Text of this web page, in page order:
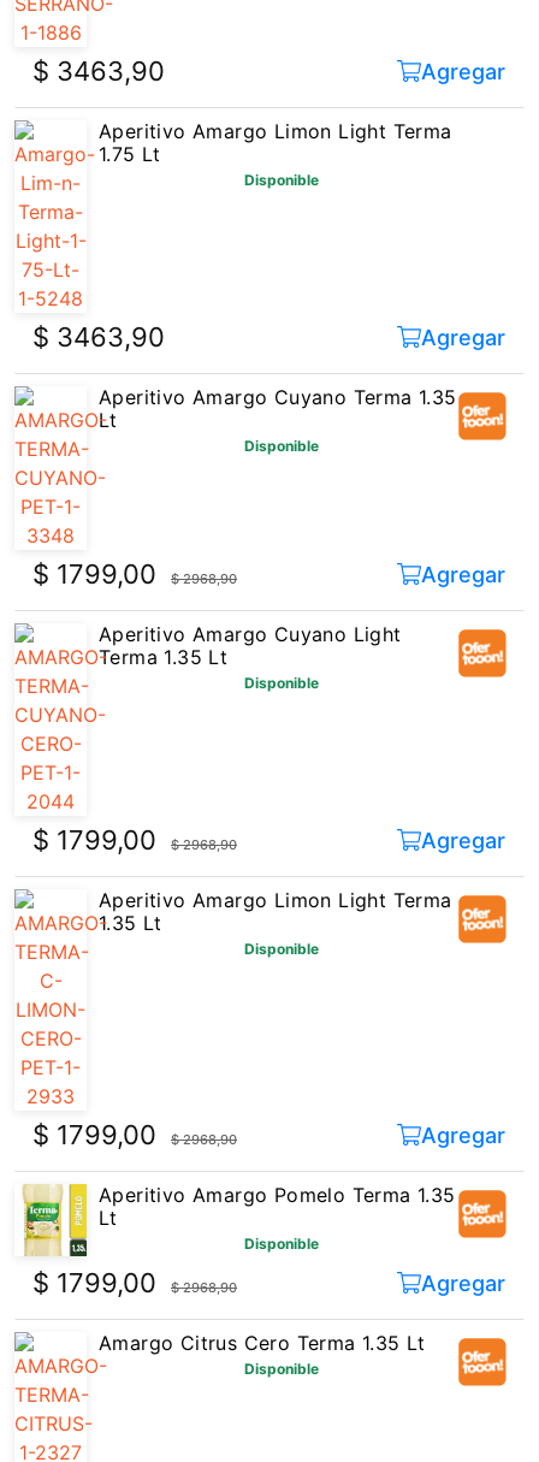
$ 3463,90 Agregar
Aperitivo Amargo Limon Light Terma
1.75 Lt
Disponible
$ 3463,90 Agregar
Aperitivo Amargo Cuyano Terma 1.35
Lt
Disponible
$ 1799,00 $ 2968,90 Agregar
Aperitivo Amargo Cuyano Light
Terma 1.35 Lt
Disponible
$ 1799,00 $ 2968,90 Agregar
Aperitivo Amargo Limon Light Terma
1.35 Lt
Disponible
$ 1799,00 $ 2968,90 Agregar
Aperitivo Amargo Pomelo Terma 1.35
Lt
Disponible
$ 1799,00 $ 2968,90 Agregar
Amargo Citrus Cero Terma 1.35 Lt
Disponible